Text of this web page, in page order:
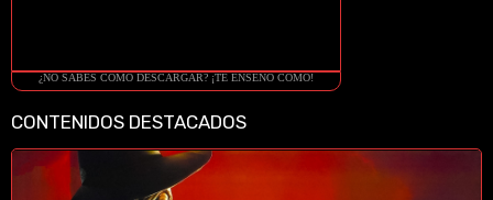
¿NO SABES COMO DESCARGAR? ¡TE ENSEÑO COMO!
CONTENIDOS DESTACADOS